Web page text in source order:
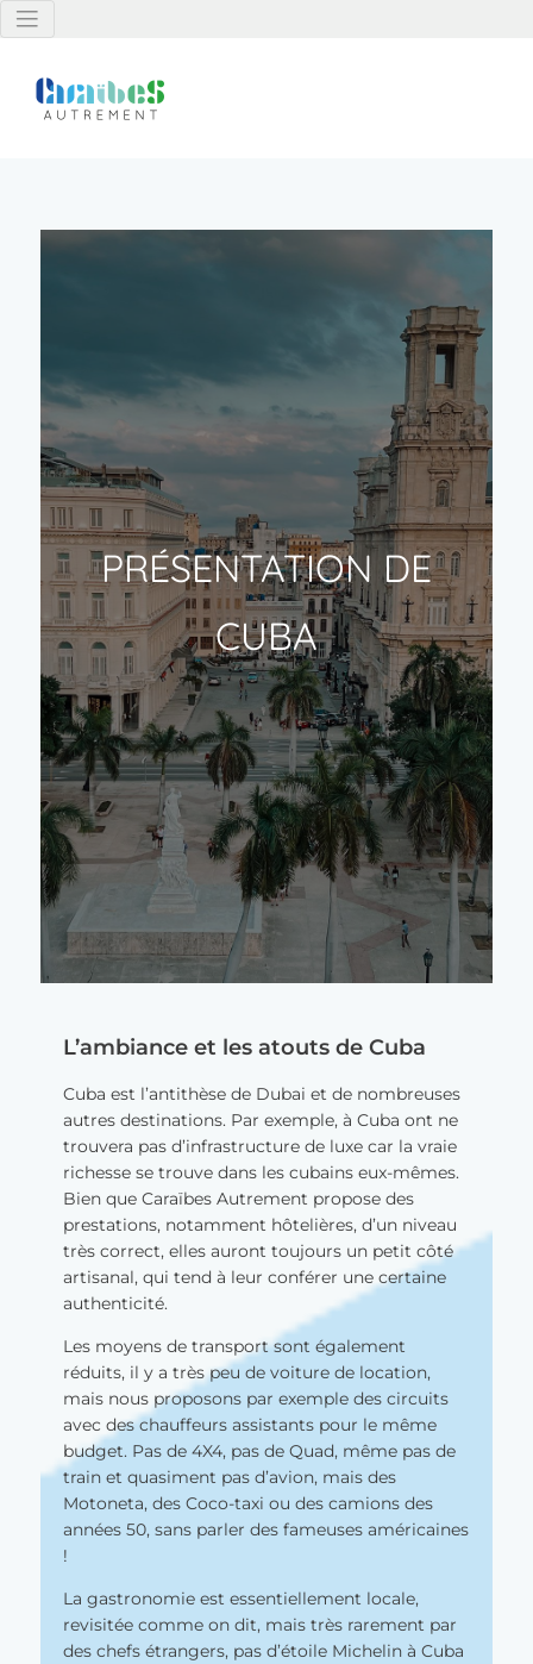
PRÉSENTATION DE
CUBA
L’ambiance et les atouts de Cuba
Cuba est l’antithèse de Dubai et de nombreuses
autres destinations. Par exemple, à Cuba ont ne
trouvera pas d’infrastructure de luxe car la vraie
richesse se trouve dans les cubains eux-mêmes.
Bien que Caraïbes Autrement propose des
prestations, notamment hôtelières, d’un niveau
très correct, elles auront toujours un petit côté
artisanal, qui tend à leur conférer une certaine
authenticité.
Les moyens de transport sont également
réduits, il y a très peu de voiture de location,
mais nous proposons par exemple des circuits
avec des chauffeurs assistants pour le même
budget. Pas de 4X4, pas de Quad, même pas de
train et quasiment pas d’avion, mais des
Motoneta, des Coco-taxi ou des camions des
années 50, sans parler des fameuses américaines
!
La gastronomie est essentiellement locale,
revisitée comme on dit, mais très rarement par
des chefs étrangers, pas d’étoile Michelin à Cuba